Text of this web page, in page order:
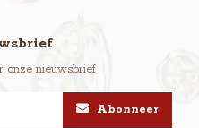
onze nieuwsbrief
Abonneer